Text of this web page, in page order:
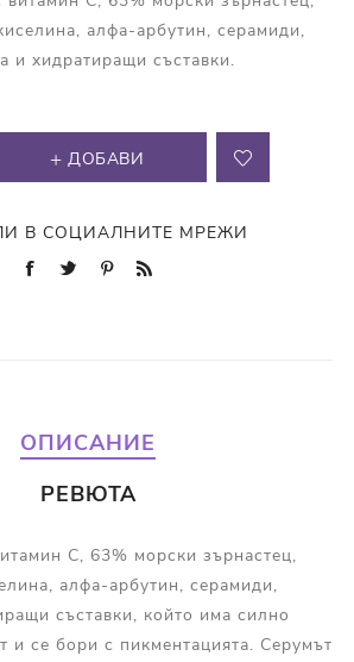
алфа-арбутин, серамиди,
и хидратиращи съставки.
ДОБАВИ
В СОЦИАЛНИТЕ МРЕЖИ
ОПИСАНИЕ
РЕВЮТА
C, 63% морски зърнастец,
алфа-арбутин, серамиди,
съставки, който има силно
и се бори с пикментацията. Серумът